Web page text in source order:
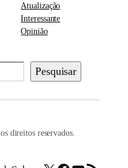
Atualização
Interessante
Opinião
Pesquisar
direitos reservados.